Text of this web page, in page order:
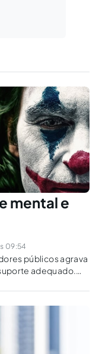
mental e
09:54
públicos agrava
adequado.